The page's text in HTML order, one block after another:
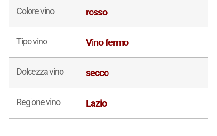
Colore vino rosso
Tipo vino Vino fermo
Dolcezza vino secco
Regione vino Lazio